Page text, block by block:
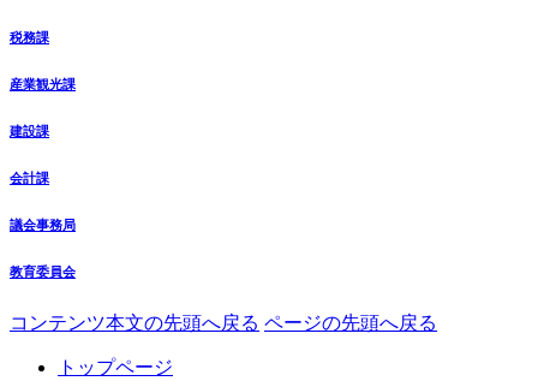
税務課
産業観光課
建設課
会計課
議会事務局
教育委員会
コンテンツ本文の先頭へ戻る ページの先頭へ戻る
トップページ